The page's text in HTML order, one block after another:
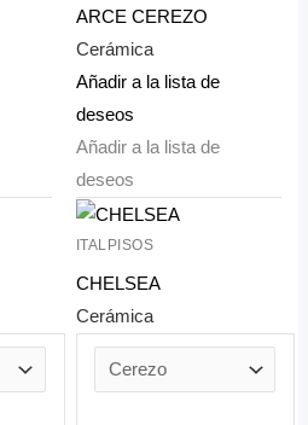
ARCE CEREZO
Cerámica
Añadir a la lista de
deseos
Añadir a la lista de
deseos
ITALPISOS
CHELSEA
Cerámica